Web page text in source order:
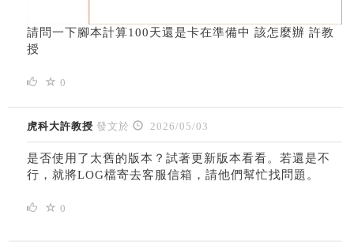
請問一下腳本計算100天還是卡在準備中 該怎麼辦 許教
授
0
虎科大許教授 發文於 2026/05/03
是否使用了太舊的版本？試著更新版本看看。若還是不
行，就將LOG檔寄去客服信箱，請他們幫忙找問題。
0